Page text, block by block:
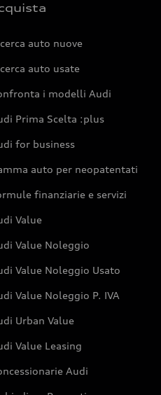
auto nuove
auto usate
i modelli Audi
Prima Scelta :plus
for business
auto per neopatentati
finanziarie e servizi
Value
Value Noleggio
Value Noleggio Usato
Value Noleggio P. IVA
Urban Value
Value Leasing
Audi